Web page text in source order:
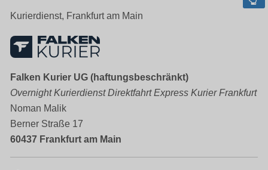
Kurierdienst, Frankfurt am Main
Falken Kurier UG (haftungsbeschränkt)
Overnight Kurierdienst Direktfahrt Express Kurier Frankfurt
Noman Malik
Berner Straße 17
60437 Frankfurt am Main